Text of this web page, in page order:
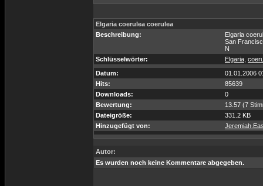
Elgaria coerulea coerulea
Beschreibung:
Elgaria
San
N
Schlüsselwörter:
Elgaria
Datum:
01.01.2006
Hits:
85639
Downloads:
0
Bewertung:
13.57 (7
Dateigröße:
331.2 KB
Hinzugefügt von:
Autor:
Es wurden noch keine Kommentare abgegeben.